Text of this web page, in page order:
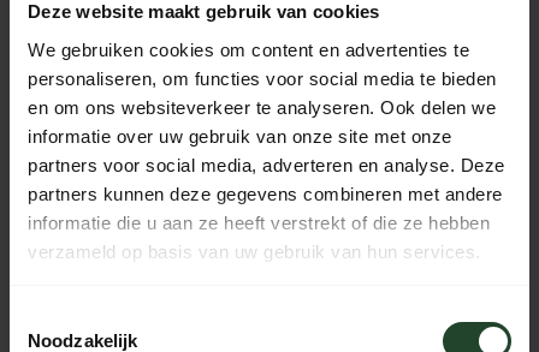
Deze website maakt gebruik van cookies
We gebruiken cookies om content en advertenties te
personaliseren, om functies voor social media te bieden
en om ons websiteverkeer te analyseren. Ook delen we
informatie over uw gebruik van onze site met onze
partners voor social media, adverteren en analyse. Deze
partners kunnen deze gegevens combineren met andere
informatie die u aan ze heeft verstrekt of die ze hebben
verzameld op basis van uw gebruik van hun services.
Noodzakelijk
Ordered Monday to Friday before 5 p.m., shipped the
same day
Available every day from 10:00 to 20:00 via chat,
telephone or email
PRODUCT DESCRIPTION